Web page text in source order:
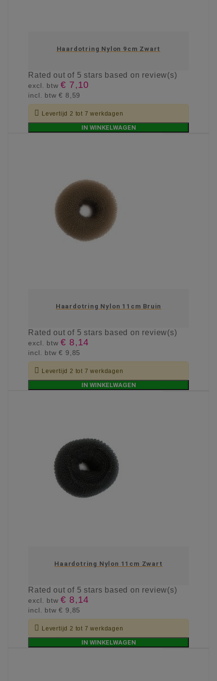
Haardotring Nylon 9cm Zwart
Ratedout of 5 stars based on review(s)
excl. btw€ 7,10
incl. btw€ 8,59
 Levertijd 2 tot 7 werkdagen
IN WINKELWAGEN
Haardotring Nylon 11cm Bruin
Ratedout of 5 stars based on review(s)
excl. btw€ 8,14
incl. btw€ 9,85
 Levertijd 2 tot 7 werkdagen
IN WINKELWAGEN
Haardotring Nylon 11cm Zwart
Ratedout of 5 stars based on review(s)
excl. btw€ 8,14
incl. btw€ 9,85
 Levertijd 2 tot 7 werkdagen
IN WINKELWAGEN